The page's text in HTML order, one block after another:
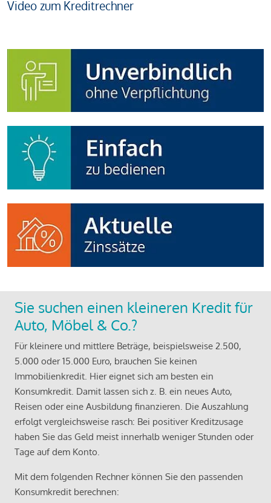
Video zum Kreditrechner
Sie suchen einen kleineren Kredit für
Auto, Möbel & Co.?
Für kleinere und mittlere Beträge, beispielsweise 2.500,
5.000 oder 15.000 Euro, brauchen Sie keinen
Immobilienkredit. Hier eignet sich am besten ein
Konsumkredit. Damit lassen sich z. B. ein neues Auto,
Reisen oder eine Ausbildung finanzieren. Die Auszahlung
erfolgt vergleichsweise rasch: Bei positiver Kreditzusage
haben Sie das Geld meist innerhalb weniger Stunden oder
Tage auf dem Konto.
Mit dem folgenden Rechner können Sie den passenden
Konsumkredit berechnen: